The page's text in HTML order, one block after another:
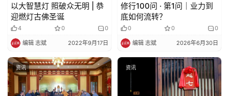
以大智慧灯 照破众无明 | 恭
迎燃灯古佛圣诞
4 0 0
编辑 志斌 2022年9月17日
修行100问 · 第1问｜业力到
底如何流转？
0 0 0
编辑 志斌 2026年6月30日
资讯 资讯